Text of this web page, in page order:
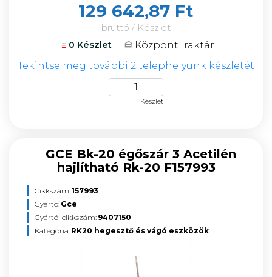
129 642,87 Ft
bruttó / Készlet
0 Készlet
Központi raktár
Tekintse meg további 2 telephelyünk készletét
Készlet
GCE Bk-20 égőszár 3 Acetilén
hajlítható Rk-20 F157993
Cikkszám:157993
Gyártó: Gce
Gyártói cikkszám: 9407150
Kategória: RK20 hegesztő és vágó eszközök